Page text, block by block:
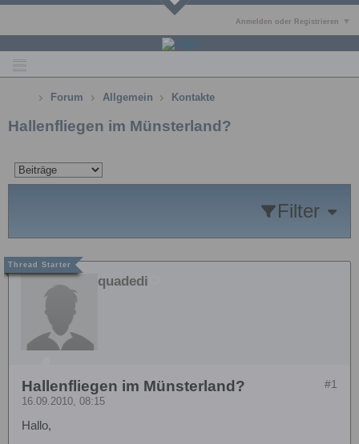
Anmelden oder Registrieren
Forum Allgemein Kontakte
Hallenfliegen im Münsterland?
Filter
quadedi
#1
Hallenfliegen im Münsterland?
16.09.2010, 08:15
Hallo,